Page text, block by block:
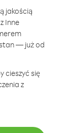
jakością
Inne
— już od
cieszyć się
z